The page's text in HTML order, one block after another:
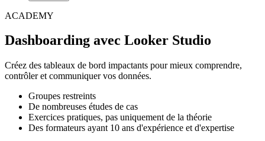
ACADEMY
Dashboarding avec Looker Studio
Créez des tableaux de bord impactants pour mieux comprendre,
contrôler et communiquer vos données.
Groupes restreints
De nombreuses études de cas
Exercices pratiques, pas uniquement de la théorie
Des formateurs ayant 10 ans d'expérience et d'expertise